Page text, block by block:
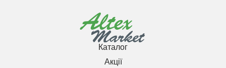
Каталог
Акції